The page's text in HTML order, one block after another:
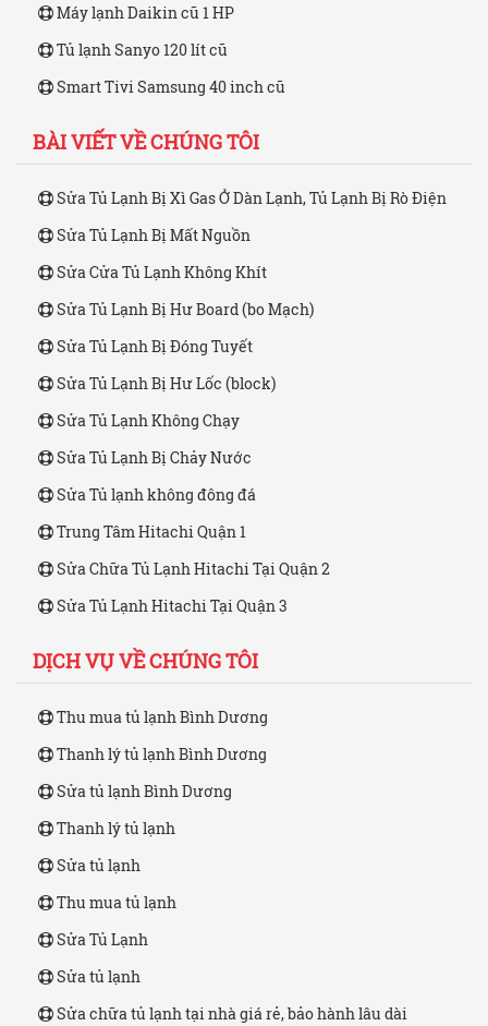
Máy lạnh Daikin cũ 1 HP
Tủ lạnh Sanyo 120 lít cũ
Smart Tivi Samsung 40 inch cũ
BÀI VIẾT VỀ CHÚNG TÔI
Sửa Tủ Lạnh Bị Xì Gas Ở Dàn Lạnh, Tủ Lạnh Bị Rò Điện
Sửa Tủ Lạnh Bị Mất Nguồn
Sửa Cửa Tủ Lạnh Không Khít
Sửa Tủ Lạnh Bị Hư Board (bo Mạch)
Sửa Tủ Lạnh Bị Đóng Tuyết
Sửa Tủ Lạnh Bị Hư Lốc (block)
Sửa Tủ Lạnh Không Chạy
Sửa Tủ Lạnh Bị Chảy Nước
Sửa Tủ lạnh không đông đá
Trung Tâm Hitachi Quận 1
Sửa Chữa Tủ Lạnh Hitachi Tại Quận 2
Sửa Tủ Lạnh Hitachi Tại Quận 3
DỊCH VỤ VỀ CHÚNG TÔI
Thu mua tủ lạnh Bình Dương
Thanh lý tủ lạnh Bình Dương
Sửa tủ lạnh Bình Dương
Thanh lý tủ lạnh
Sửa tủ lạnh
Thu mua tủ lạnh
Sửa Tủ Lạnh
Sửa tủ lạnh
Sửa chữa tủ lạnh tại nhà giá rẻ, bảo hành lâu dài